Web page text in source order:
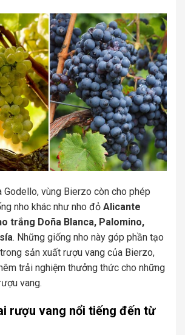
Godello, vùng Bierzo còn cho phép
nho khác như nho đỏ Alicante
trắng Doña Blanca, Palomino,
. Những giống nho này góp phần tạo
sản xuất rượu vang của Bierzo,
trải nghiệm thưởng thức cho những
vang.
rượu vang nổi tiếng đến từ